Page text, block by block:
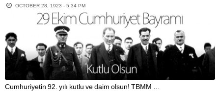
OCTOBER 28, 1923 - 5:34 PM
Cumhuriyetin 92. yılı kutlu ve daim olsun! TBMM …